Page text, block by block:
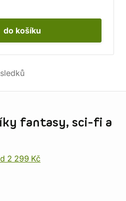
do košíku
fantasy, sci-fi a
2 299 Kč